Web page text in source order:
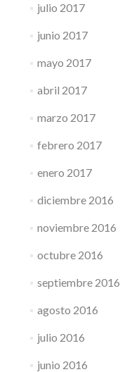
julio 2017
junio 2017
mayo 2017
abril 2017
marzo 2017
febrero 2017
enero 2017
diciembre 2016
noviembre 2016
octubre 2016
septiembre 2016
agosto 2016
julio 2016
junio 2016